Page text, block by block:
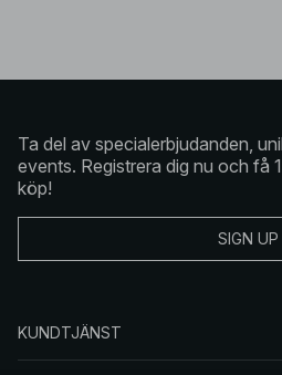
Ta del av specialerbjudanden,
events. Registrera dig nu och få
köp!
SIGN UP
KUNDTJÄNST